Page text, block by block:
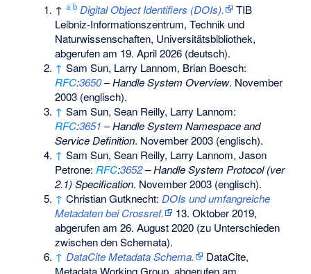
↑a b Digital Object Identifiers (DOIs).
TIB
Leibniz-Informationszentrum, Technik und
Naturwissenschaften, Universitätsbibliothek,
abgerufen am 19. April 2026 (deutsch).
↑ Sam Sun, Larry Lannom, Brian Boesch:
RFC:3650–Handle System Overview. November
2003 (englisch).
↑ Sam Sun, Sean Reilly, Larry Lannom:
RFC:3651 –Handle System Namespace and
Service Definition. November 2003 (englisch).
↑ Sam Sun, Sean Reilly, Larry Lannom, Jason
Petrone: RFC:3652–Handle System Protocol (ver
2.1) Specification. November 2003 (englisch).
↑ Christian Gutknecht: DOIs und umfangreiche
Metadaten bei Crossref.
13. Oktober 2019,
abgerufen am 26. August 2020 (zu Unterschieden
zwischen den Schemata).
↑ DataCite Metadata Schema.
DataCite,
Metadata Working Group, abgerufen am